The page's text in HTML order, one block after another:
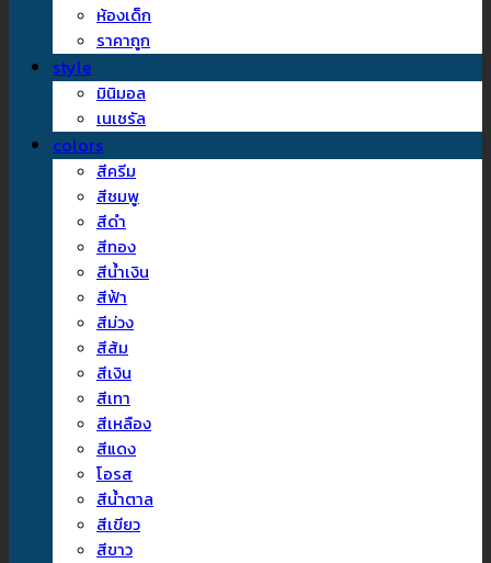
ห้องเด็ก
ราคาถูก
style
มินิมอล
เนเชรัล
colors
สีครีม
สีชมพู
สีดำ
สีทอง
สีน้ำเงิน
สีฟ้า
สีม่วง
สีส้ม
สีเงิน
สีเทา
สีเหลือง
สีแดง
โอรส
สีน้ำตาล
สีเขียว
สีขาว